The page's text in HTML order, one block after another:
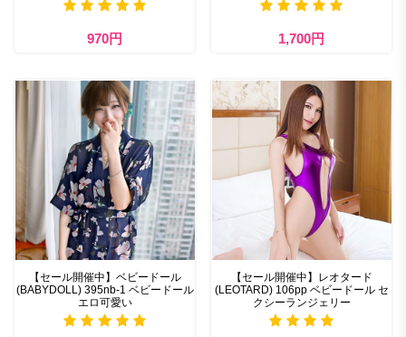
970円 1,700円
【セール開催中】ベビードール
(BABYDOLL) 395nb-1 ベビードール
エロ可愛い
【セール開催中】レオタード
(LEOTARD) 106pp ベビードール セ
クシーランジェリー